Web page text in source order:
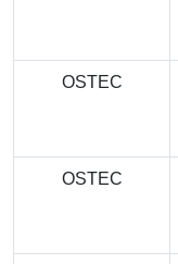
OSTEC
OSTEC